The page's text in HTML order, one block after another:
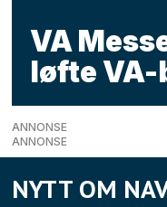
VA
løfte
ANNONSE
ANNONSE
NYTT OM